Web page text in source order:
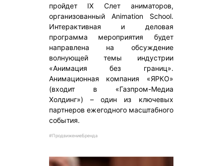
пройдет IX Слет аниматоров,
организованный Animation School.
Интерактивная и деловая
программа мероприятия будет
направлена на обсуждение
волнующей темы индустрии
«Анимация без границ».
Анимационная компания «ЯРКО»
(входит в «Газпром-Медиа
Холдинг») – один из ключевых
партнеров ежегодного масштабного
события.
#ПродвижениеБренда